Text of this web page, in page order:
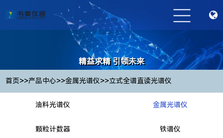
精益求精 引领未来
Striving for excellence and leading the future
首页>>产品中心>>金属光谱仪>>立式全谱直读光谱仪
油料光谱仪 金属光谱仪
颗粒计数器 铁谱仪